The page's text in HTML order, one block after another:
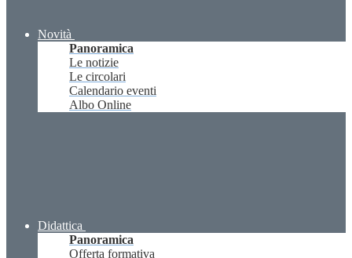
Novità
Panoramica
Le notizie
Le circolari
Calendario eventi
Albo Online
Didattica
Panoramica
Offerta formativa